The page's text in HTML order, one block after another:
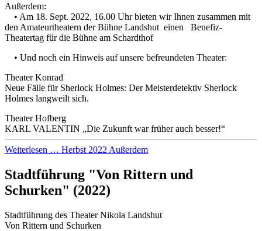
Außerdem:
• Am 18. Sept. 2022, 16.00 Uhr bieten wir Ihnen zusammen mit
den Amateurtheatern der Bühne Landshut einen Benefiz-
Theatertag für die Bühne am Schardthof
• Und noch ein Hinweis auf unsere befreundeten Theater:
Theater Konrad
Neue Fälle für Sherlock Holmes: Der Meisterdetektiv Sherlock
Holmes langweilt sich.
Theater Hofberg
KARL VALENTIN „‬Die Zukunft war früher auch besser!‬“
Weiterlesen … Herbst 2022 Außerdem
Stadtführung "Von Rittern und
Schurken" (2022)
Stadtführung des Theater Nikola Landshut
Von Rittern und Schurken